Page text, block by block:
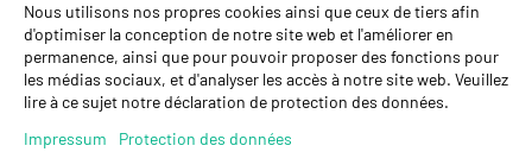
GYSO SA
Succursale Crissier
Chemin de Closalet 20
1023 Crissier
+41 21 637 70 90
Nous utilisons nos propres cookies ainsi que ceux de tiers afin
d'optimiser la conception de notre site web et l'améliorer en
permanence, ainsi que pour pouvoir proposer des fonctions pour
les médias sociaux, et d'analyser les accès à notre site web. Veuillez
lire à ce sujet notre déclaration de protection des données.
Impressum
Protection des données